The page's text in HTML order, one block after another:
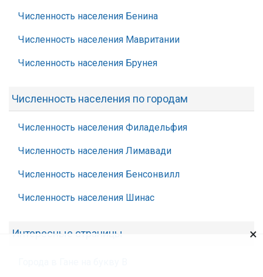
Численность населения Бенина
Численность населения Мавритании
Численность населения Брунея
Численность населения по городам
Численность населения Филадельфия
Численность населения Лимавади
Численность населения Бенсонвилл
Численность населения Шинас
Интересные страницы ×